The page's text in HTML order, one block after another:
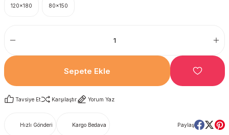
120x180 80x150
Sepete Ekle
Tavsiye Et Karşılaştır Yorum Yaz
Hızlı Gönderi Kargo Bedava Paylaş